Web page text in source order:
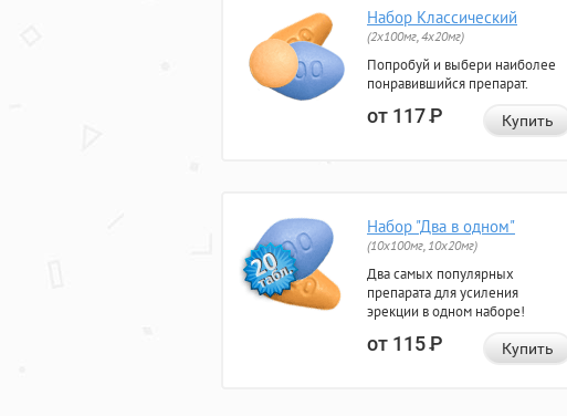
Набор Классический
(2x100мг, 4x20мг)
Попробуй и выбери наиболее
понравившийся препарат.
от 117Р Купить
Набор "Два в одном"
(10x100мг, 10x20мг)
Два самых популярных
препарата для усиления
эрекции в одном наборе!
от 115Р Купить